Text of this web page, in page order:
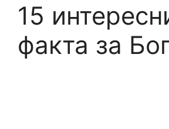
15
факта за